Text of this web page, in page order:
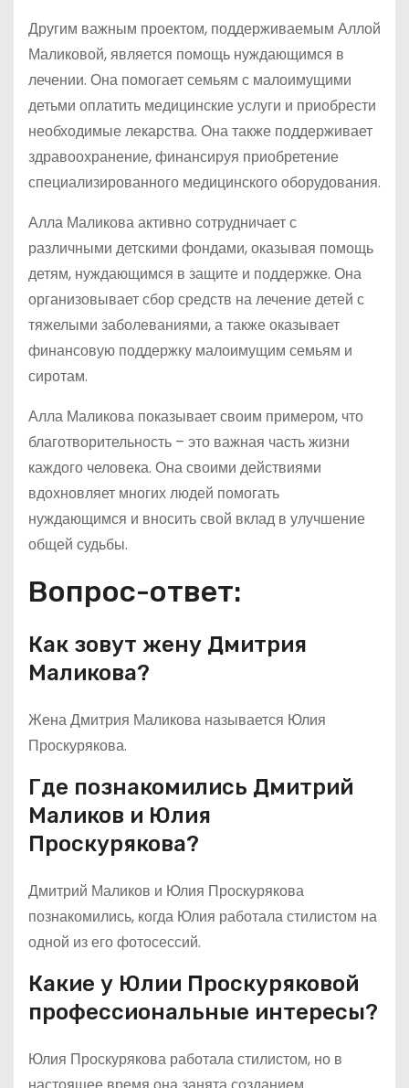
Другим важным проектом, поддерживаемым Аллой
Маликовой, является помощь нуждающимся в
лечении. Она помогает семьям с малоимущими
детьми оплатить медицинские услуги и приобрести
необходимые лекарства. Она также поддерживает
здравоохранение, финансируя приобретение
специализированного медицинского оборудования.
Алла Маликова активно сотрудничает с
различными детскими фондами, оказывая помощь
детям, нуждающимся в защите и поддержке. Она
организовывает сбор средств на лечение детей с
тяжелыми заболеваниями, а также оказывает
финансовую поддержку малоимущим семьям и
сиротам.
Алла Маликова показывает своим примером, что
благотворительность – это важная часть жизни
каждого человека. Она своими действиями
вдохновляет многих людей помогать
нуждающимся и вносить свой вклад в улучшение
общей судьбы.
Вопрос-ответ:
Как зовут жену Дмитрия
Маликова?
Жена Дмитрия Маликова называется Юлия
Проскурякова.
Где познакомились Дмитрий
Маликов и Юлия
Проскурякова?
Дмитрий Маликов и Юлия Проскурякова
познакомились, когда Юлия работала стилистом на
одной из его фотосессий.
Какие у Юлии Проскуряковой
профессиональные интересы?
Юлия Проскурякова работала стилистом, но в